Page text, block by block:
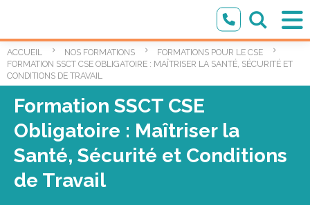
ACCUEIL NOS FORMATIONS
FORMATIONS POUR LE CSE
FORMATION SSCT CSE OBLIGATOIRE : MAÎTRISER LA SANTÉ, SÉCURITÉ ET
CONDITIONS DE TRAVAIL
Formation SSCT CSE
Obligatoire : Maîtriser la
Santé, Sécurité et Conditions
de Travail